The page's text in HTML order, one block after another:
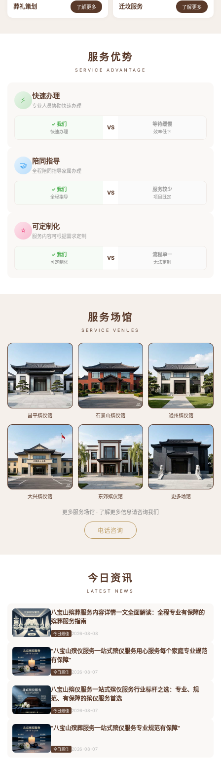
葬礼策划 了解更多 迁坟服务 了解更多
服务优势
SERVICE ADVANTAGE
⚡ 快速办理
专业人员协助快速办理
✓ 我们
快速办理
VS 等待缓慢
效率低下
🤝 陪同指导
全程陪同指导家属办理
✓ 我们
全程指导
VS 服务较少
项目既定
⭐ 可定制化
服务内容可根据需求定制
✓ 我们
可定制化
VS 流程单一
无法定制
服务场馆
SERVICE VENUES
昌平殡仪馆 石景山殡仪馆 通州殡仪馆
大兴殡仪馆 东郊殡仪馆 更多场馆
更多服务场馆 · 了解更多信息请咨询我们
电话咨询
今日资讯
LATEST NEWS
八宝山殡葬服务内容详情一文全面解读：全程专业有保障的
殡葬服务指南
今日最佳 2026-08-08
“八宝山殡仪服务一站式殡仪服务用心服务每个家庭专业规范
有保障”
今日最佳 2026-08-07
八宝山殡仪服务一站式殡仪服务行业标杆之选：专业、规
范、有保障的殡仪服务首选
今日最佳 2026-08-07
“八宝山殡葬服务一站式殡仪服务专业规范有保障”
今日最佳 2026-08-07